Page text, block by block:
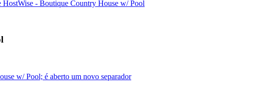
HostWise - Boutique Country House w/ Pool
w/ Pool; é aberto um novo separador